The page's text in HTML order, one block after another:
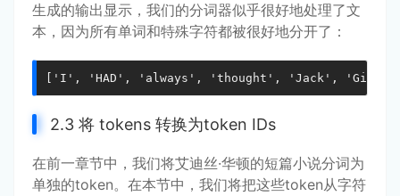
生成的输出显示，我们的分词器似乎很好地处理了文
本，因为所有单词和特殊字符都被很好地分开了：
['I', 'HAD', 'always', 'thought', 'Jack',
2.3 将 tokens 转换为token IDs
在前一章节中，我们将艾迪丝·华顿的短篇小说分词为
单独的token。在本节中，我们将把这些token从字符